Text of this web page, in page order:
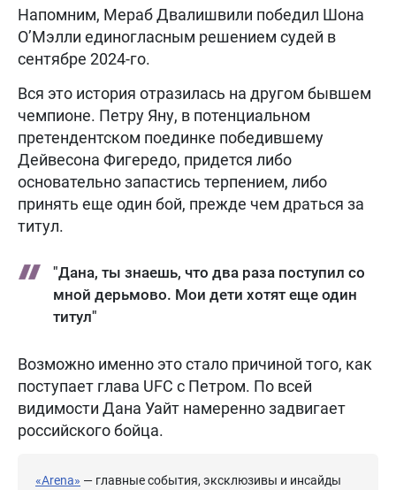
Напомним, Мераб Двалишвили победил Шона
О’Мэлли единогласным решением судей в
сентябре 2024-го.
Вся это история отразилась на другом бывшем
чемпионе. Петру Яну, в потенциальном
претендентском поединке победившему
Дейвесона Фигередо, придется либо
основательно запастись терпением, либо
принять еще один бой, прежде чем драться за
титул.
"Дана, ты знаешь, что два раза поступил со
мной дерьмово. Мои дети хотят еще один
титул"
Возможно именно это стало причиной того, как
поступает глава UFC с Петром. По всей
видимости Дана Уайт намеренно задвигает
российского бойца.
«Arena» — главные события, эксклюзивы и инсайды